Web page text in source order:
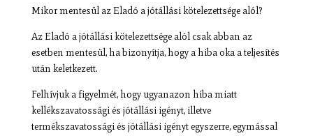
Mikor mentesül az Eladó a jótállási kötelezettsége alól?
Az Eladó a jótállási kötelezettsége alól csak abban az
esetben mentesül, ha bizonyítja, hogy a hiba oka a teljesítés
után keletkezett.
Felhívjuk a figyelmét, hogy ugyanazon hiba miatt
kellékszavatossági és jótállási igényt, illetve
termékszavatossági és jótállási igényt egyszerre, egymással